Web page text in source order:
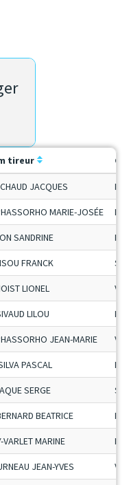
tireur
JACQUES
MARIE-JOSÉE
SANDRINE
FRANCK
LIONEL
LILOU
JEAN-MARIE
PASCAL
SERGE
BEATRICE
VARLET MARINE
JEAN-YVES